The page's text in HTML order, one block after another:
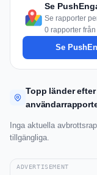
Se
Se rapporter
0 rapporter
Se
Topp länder efter
Inga aktuella
tillgängliga.
ADVERTISEMENT